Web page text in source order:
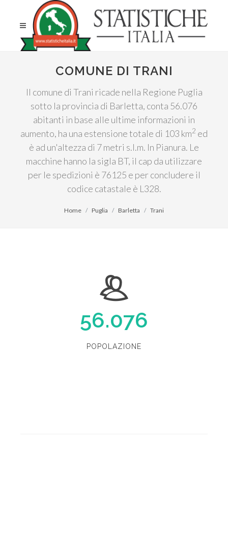
COMUNE DI TRANI
Il comune di Trani ricade nella Regione Puglia
sotto la provincia di Barletta, conta 56.076
abitanti in base alle ultime informazioni in
aumento, ha una estensione totale di 103 km2 ed
è ad un'altezza di 7 metri s.l.m. In Pianura. Le
macchine hanno la sigla BT, il cap da utilizzare
per le spedizioni è 76125 e per concludere il
codice catastale è L328.
Home Puglia Barletta Trani
56.076
POPOLAZIONE